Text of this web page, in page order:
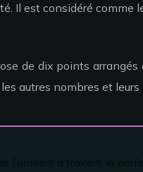
Il est considéré comme
de dix points
autres nombres et leurs